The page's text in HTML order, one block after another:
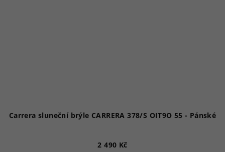
Carrera sluneční brýle CARRERA 378/S OIT9O 55 - Pánské
2 490 Kč